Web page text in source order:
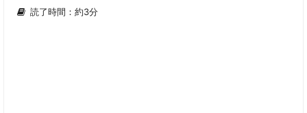
読了時間：約3分